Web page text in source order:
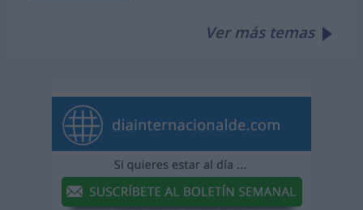
Ver más temas